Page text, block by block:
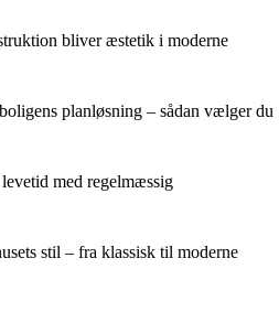
bliver æstetik i moderne
planløsning – sådan vælger du
med regelmæssig
stil – fra klassisk til moderne